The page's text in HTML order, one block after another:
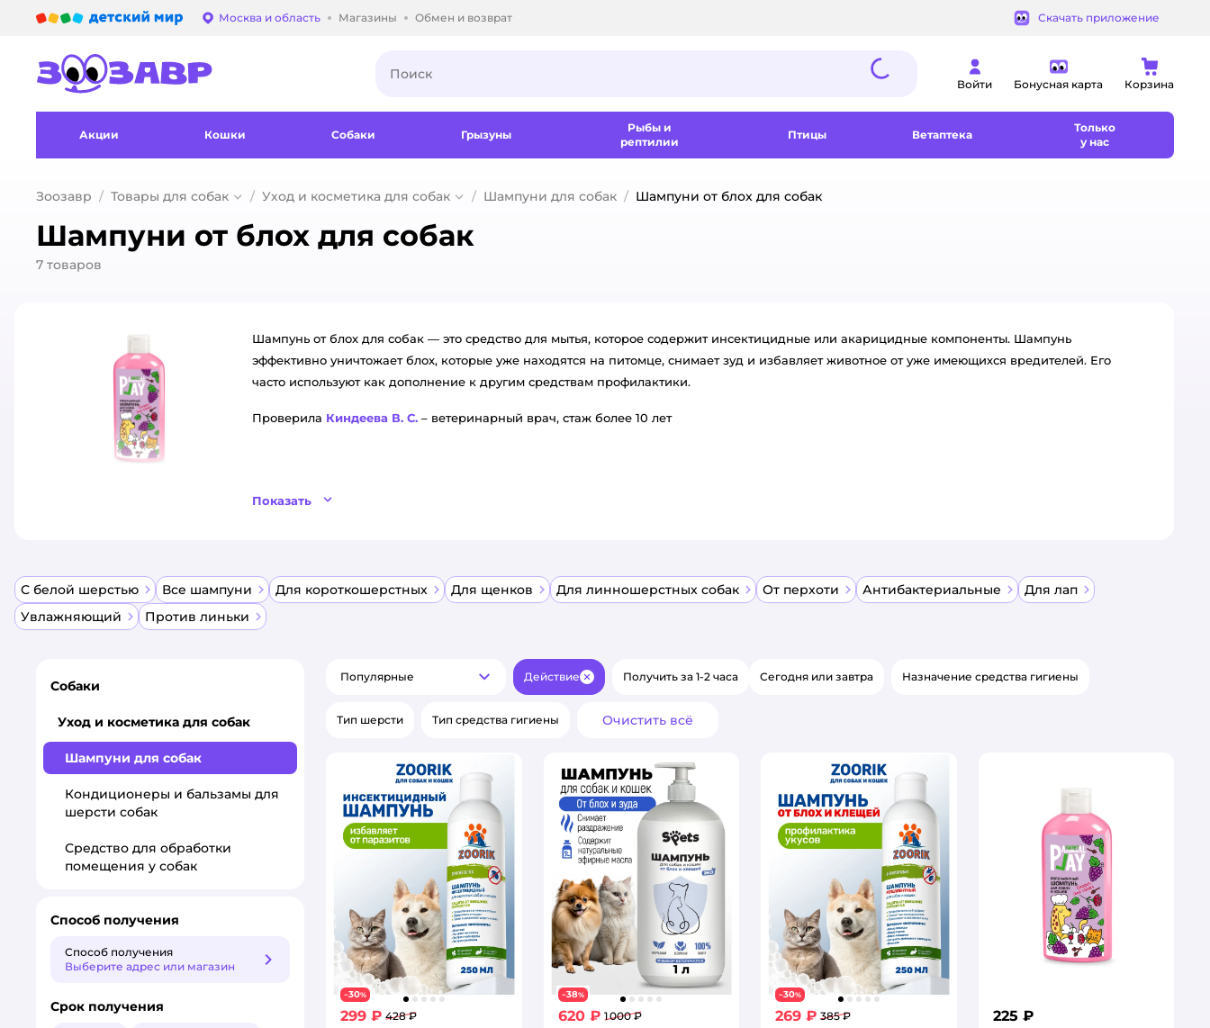
Выбор адреса доставки.
Москва и область Магазины Обмен и возврат Скачать приложение
Войти Бонусная карта Корзина
Акции Кошки Собаки Грызуны
Рыбы и
рептилии
Птицы Ветаптека
Только
у нас
Зоозавр Товары для собак Уход и косметика для собак Шампуни для собак Шампуни от блох для собак
Шампуни от блох для собак
7 товаров
Шампунь от блох для собак — это средство для мытья, которое содержит инсектицидные или акарицидные компоненты. Шампунь
эффективно уничтожает блох, которые уже находятся на питомце, снимает зуд и избавляет животное от уже имеющихся вредителей. Его
часто используют как дополнение к другим средствам профилактики.
Проверила Киндеева В. С. – ветеринарный врач, стаж более 10 лет
Показать
С белой шерстью Все шампуни Для короткошерстных Для щенков Для линношерстных собак От перхоти Антибактериальные
Для лап
Увлажняющий
Против линьки
Популярные
Популярные Действие ЗакрытьПолучить за 1-2 часа Сегодня или завтра Назначение средства гигиены
Тип шерсти Тип средства гигиены Очистить всё
−30%
299 ₽ 428 ₽
−38%
620 ₽ 1 000 ₽
−30%
269 ₽ 385 ₽ 225 ₽
Собаки
Уход и косметика для собак
Шампуни для собак
Кондиционеры и бальзамы для
шерсти собак
Средство для обработки
помещения у собак
Способ получения
Способ получения
Выберите адрес или магазин
Способ получения
Срок получения